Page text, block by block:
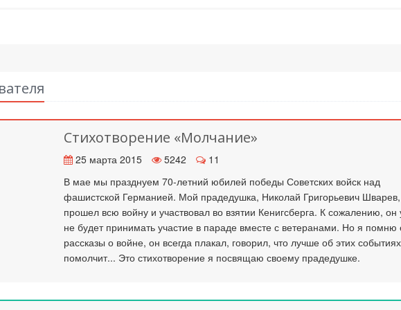
Стихотворение «Молчание»
25 марта 2015 5242
11
В мае мы празднуем 70-летний юбилей победы Советских войск над
фашистской Германией. Мой прадедушка, Николай Григорьевич Шварев,
прошел всю войну и участвовал во взятии Кенигсберга. К сожалению, он
не будет принимать участие в параде вместе с ветеранами. Но я помню
рассказы о войне, он всегда плакал, говорил, что лучше об этих событиях
помолчит... Это стихотворение я посвящаю своему прадедушке.